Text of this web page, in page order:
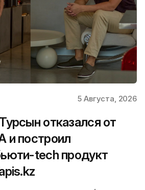
5 Августа, 2026
отказался от
и построил
tech продукт